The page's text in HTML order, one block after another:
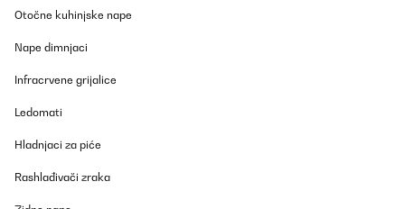
Otočne kuhinjske nape
Nape dimnjaci
Infracrvene grijalice
Ledomati
Hladnjaci za piće
Rashlađivači zraka